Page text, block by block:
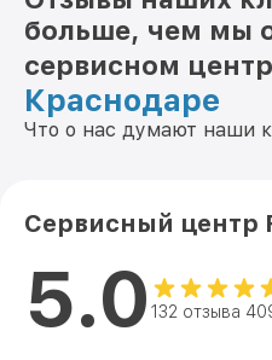
больше, чем мы
сервисном
Краснодаре
Что о нас думают наши
Сервисный центр
5.0 132 отзыва